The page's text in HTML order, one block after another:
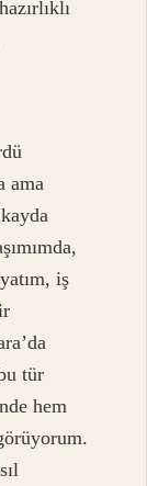
ama
iş
tür
hem